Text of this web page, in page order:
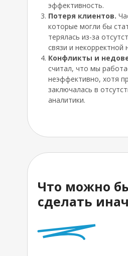
эффективность.
Потеря клиентов.
которые могли бы
терялась из-за
связи и некорректной
Конфликты и
считал, что мы
неэффективно, хотя
заключалась в
аналитики.
Что можно
сделать
Запишитесь на получасовую
бесплатную консультацию,
расскажем, каких
можно достичь в вашей
покажем точки роста
Записаться
на консультацию
+7
Нажимая на кнопку, я
условия соглашения.